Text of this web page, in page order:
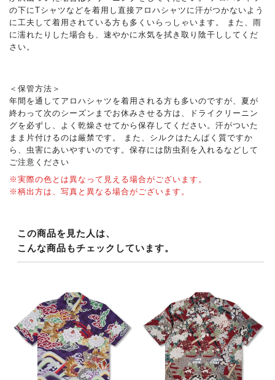
の下にTシャツなどを着用し直接アロハシャツに汗がつかないよう
に工夫して着用されている方も多くいらっしゃいます。 また、雨
に濡れたりした場合も、速やかに水気を拭き取り陰干ししてくだ
さい。
＜保管方法＞
年間を通してアロハシャツを着用される方も多いのですが、夏が
終わって次のシーズンまでお休みさせる方は、ドライクリーニン
グを必ずし、よく乾燥させてから保存してください。汗がついた
まま片付けるのは厳禁です。 また、シルクはたんぱく質ですか
ら、虫害にあいやすいのです。保存には防虫剤を入れるなどして
ご注意ください
※実際の色とは異なって見える場合がございます。
※柄出方は、写真と異なる場合がございます。
この商品を見た人は、
こんな商品もチェックしています。